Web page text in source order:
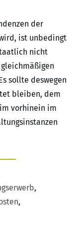
der
ist unbedingt
nicht
sollte deswegen
bleiben, dem
vorhinein im
,
,